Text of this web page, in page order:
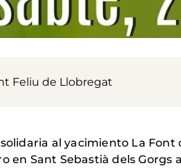
Feliu de Llobregat
al yacimiento La Font
en Sant Sebastià dels Gorgs